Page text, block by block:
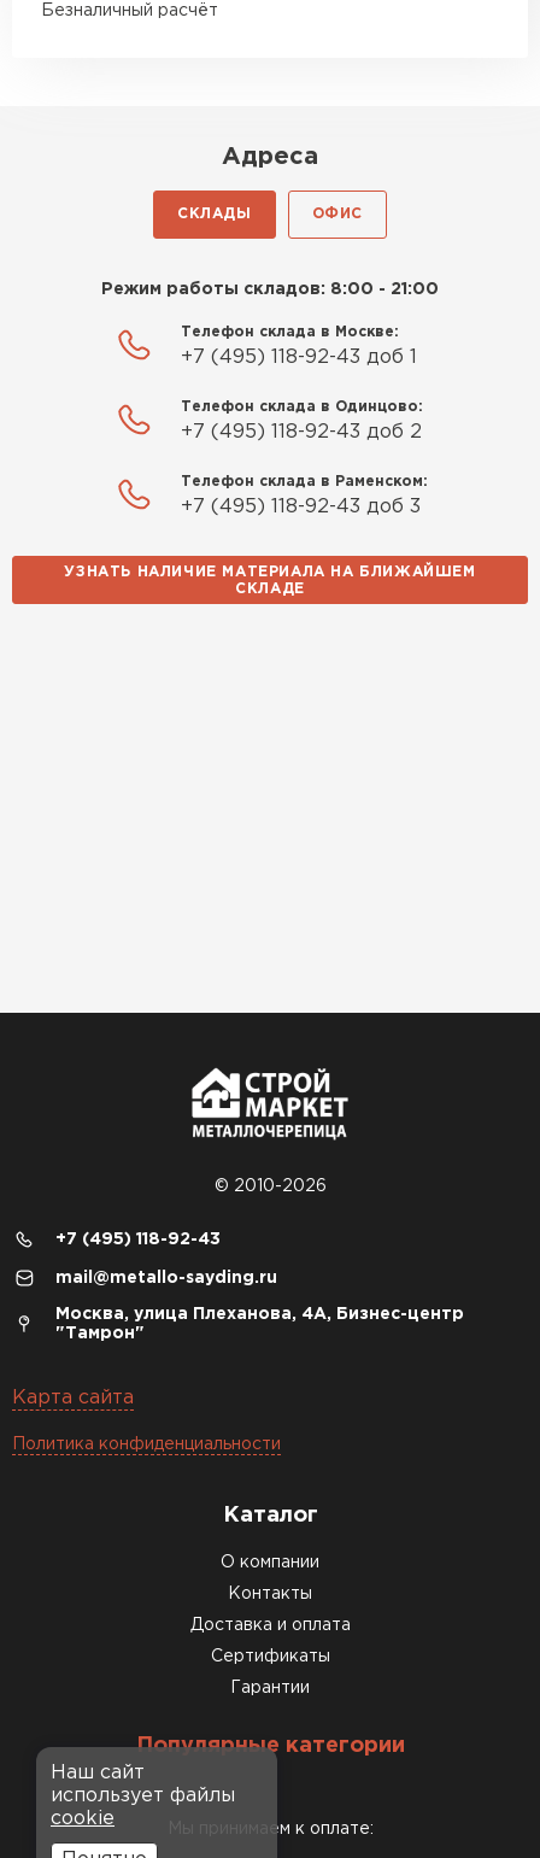
Безналичный расчёт
Адреса
СКЛАДЫ ОФИС
Режим работы складов: 8:00 - 21:00
Телефон склада в Москве:
+7 (495) 118-92-43 доб 1
Телефон склада в Одинцово:
+7 (495) 118-92-43 доб 2
Телефон склада в Раменском:
+7 (495) 118-92-43 доб 3
УЗНАТЬ НАЛИЧИЕ МАТЕРИАЛА НА БЛИЖАЙШЕМ
СКЛАДЕ
© 2010-2026
+7 (495) 118-92-43
mail@metallo-sayding.ru
Москва, улица Плеханова, 4А, Бизнес-центр
"Тамрон"
Карта сайта
Политика конфиденциальности
Каталог
О компании
Контакты
Доставка и оплата
Сертификаты
Гарантии
Популярные категории
Мы принимаем к оплате:
Наш сайт
использует файлы
cookie